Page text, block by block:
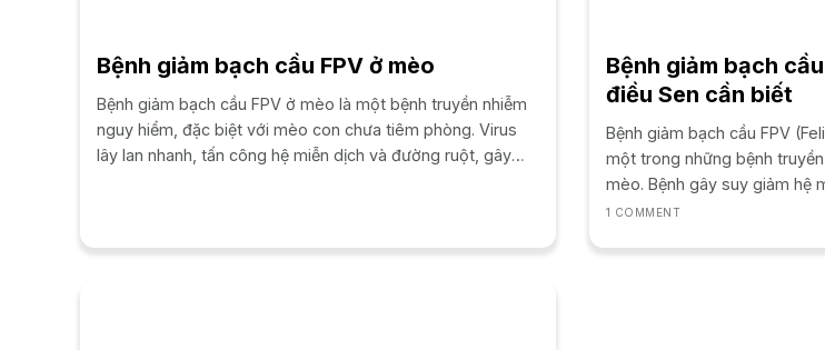
Bệnh giảm bạch cầu FPV ở mèo
Bệnh giảm bạch cầu FPV ở mèo là một bệnh truyền nhiễm
nguy hiểm, đặc biệt với mèo con chưa tiêm phòng. Virus
lây lan nhanh, tấn công hệ miễn dịch và đường ruột, gây
Bệnh giảm bạch
điều Sen cần biết
Bệnh giảm bạch cầu FPV
một trong những bệnh
mèo. Bệnh gây suy giảm hệ
nghiêm trọng đến sức khỏe.
1 COMMENT